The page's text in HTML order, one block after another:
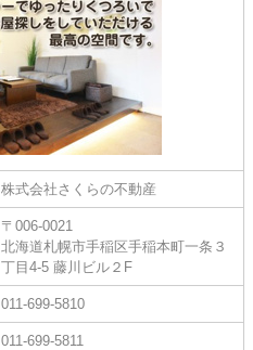
株式会社さくらの不動産
〒006-0021
北海道札幌市手稲区手稲本町一条３
丁目4-5 藤川ビル２F
011-699-5810
011-699-5811